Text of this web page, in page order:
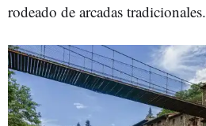
rodeado de arcadas tradicionales.